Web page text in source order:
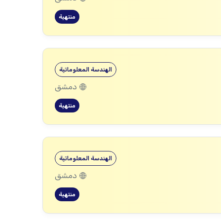
منتهية
الهندسة المعلوماتية
دمشق
منتهية
الهندسة المعلوماتية
دمشق
منتهية